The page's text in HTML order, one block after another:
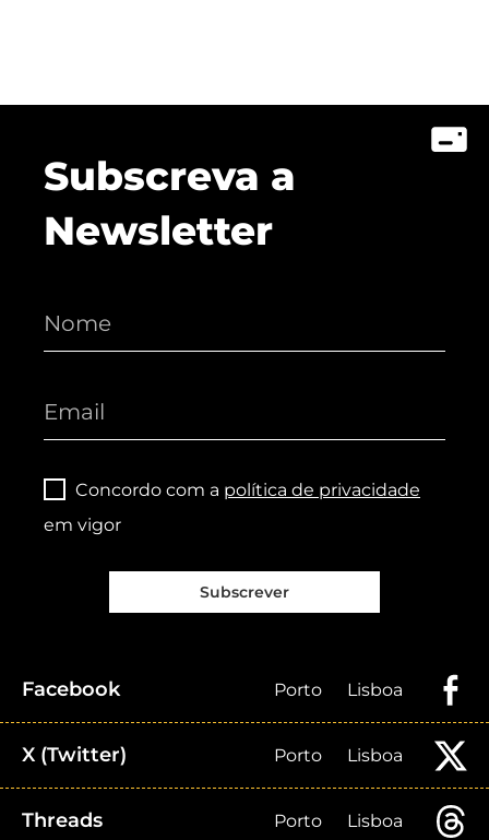
Subscreva a
Newsletter
Concordo com a política de privacidade
em vigor
Subscrever
Facebook Porto Lisboa
X (Twitter) Porto Lisboa
Threads Porto Lisboa